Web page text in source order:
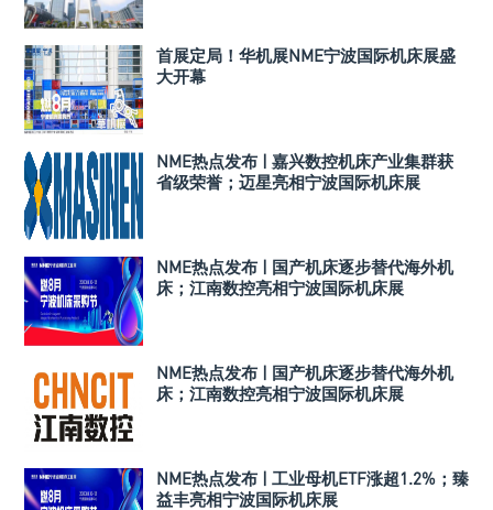
首展定局！华机展NME宁波国际机床展盛
大开幕
NME热点发布 | 嘉兴数控机床产业集群获
省级荣誉；迈星亮相宁波国际机床展
NME热点发布 | 国产机床逐步替代海外机
床；江南数控亮相宁波国际机床展
NME热点发布 | 国产机床逐步替代海外机
床；江南数控亮相宁波国际机床展
NME热点发布 | 工业母机ETF涨超1.2%；臻
益丰亮相宁波国际机床展